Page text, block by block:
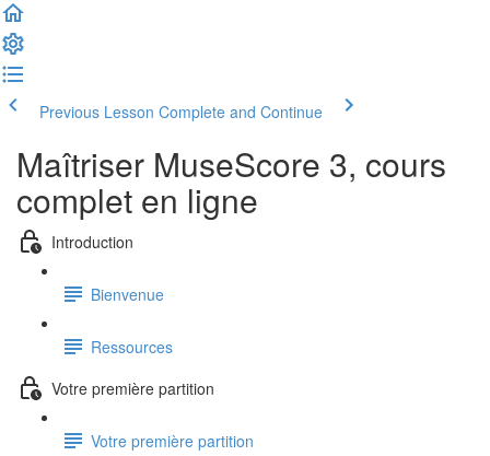
Previous Lesson Complete and Continue
Maîtriser MuseScore 3, cours
complet en ligne
Introduction
Bienvenue
Ressources
Votre première partition
Votre première partition